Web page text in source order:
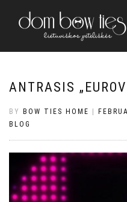
ANTRASIS
BY BOW TIES HOME
BLOG